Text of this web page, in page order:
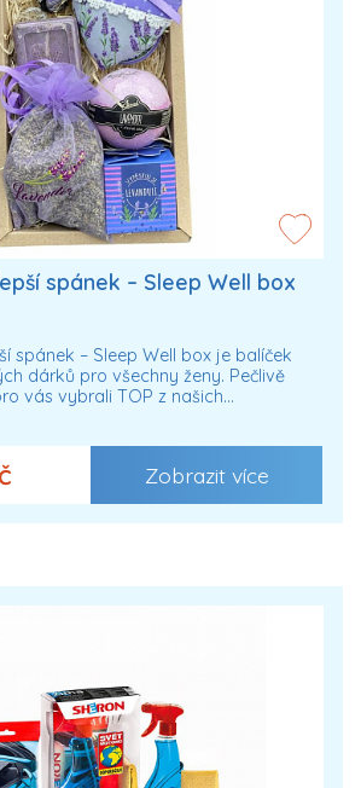
spánek – Sleep Well box
spánek – Sleep Well box je balíček
dárků pro všechny ženy. Pečlivě
vás vybrali TOP z našich…
Zobrazit více